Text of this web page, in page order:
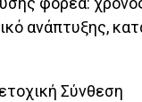
ανάπτυξης,
Σύνθεση